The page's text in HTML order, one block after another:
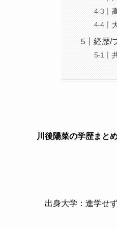
経歴/
川後陽菜の学歴まと
出身大学：進学せ